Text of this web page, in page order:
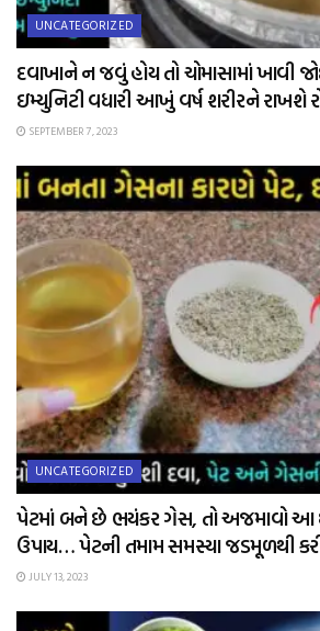
UNCATEGORIZED
દવાખાને ન જવું હોય તો ચોમાસામાં
ઇમ્યુનિટી વધારી આખું વર્ષ શરીરને રાખશે
SEPTEMBER 7, 2023
UNCATEGORIZED
પેટમાં બને છે ભયંકર ગેસ, તો અજમાવો
ઉપાય… પેટની તમામ સમસ્યા જડમૂળથી
JULY 13, 2023